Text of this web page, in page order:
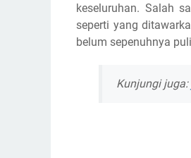
keseluruhan. Salah
seperti yang
belum sepenuhnya
Kunjungi juga: